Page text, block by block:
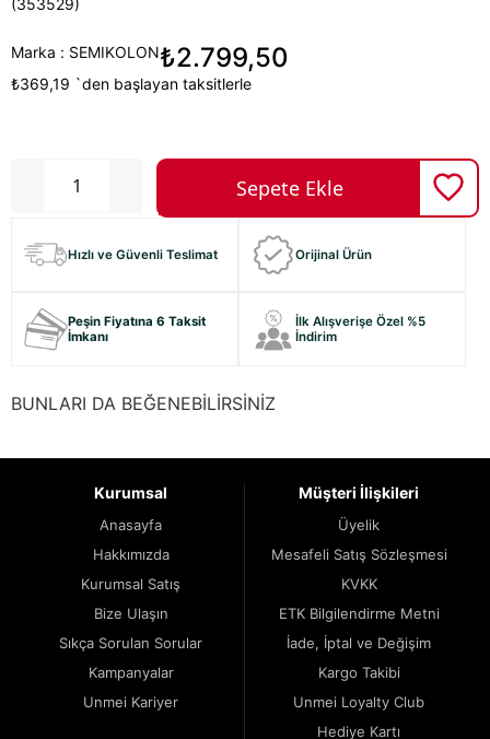
(353529)
Marka : SEMIKOLON₺2.799,50
₺369,19 `den başlayan taksitlerle
Hızlı ve Güvenli Teslimat Orijinal Ürün
Peşin Fiyatına 6 Taksit
İmkanı
İlk Alışverişe Özel %5
İndirim
BUNLARI DA BEĞENEBİLİRSİNİZ
Kurumsal
Anasayfa
Hakkımızda
Kurumsal Satış
Bize Ulaşın
Sıkça Sorulan Sorular
Kampanyalar
Unmei Kariyer
Müşteri İlişkileri
Üyelik
Mesafeli Satış Sözleşmesi
KVKK
ETK Bilgilendirme Metni
İade, İptal ve Değişim
Kargo Takibi
Unmei Loyalty Club
Hediye Kartı